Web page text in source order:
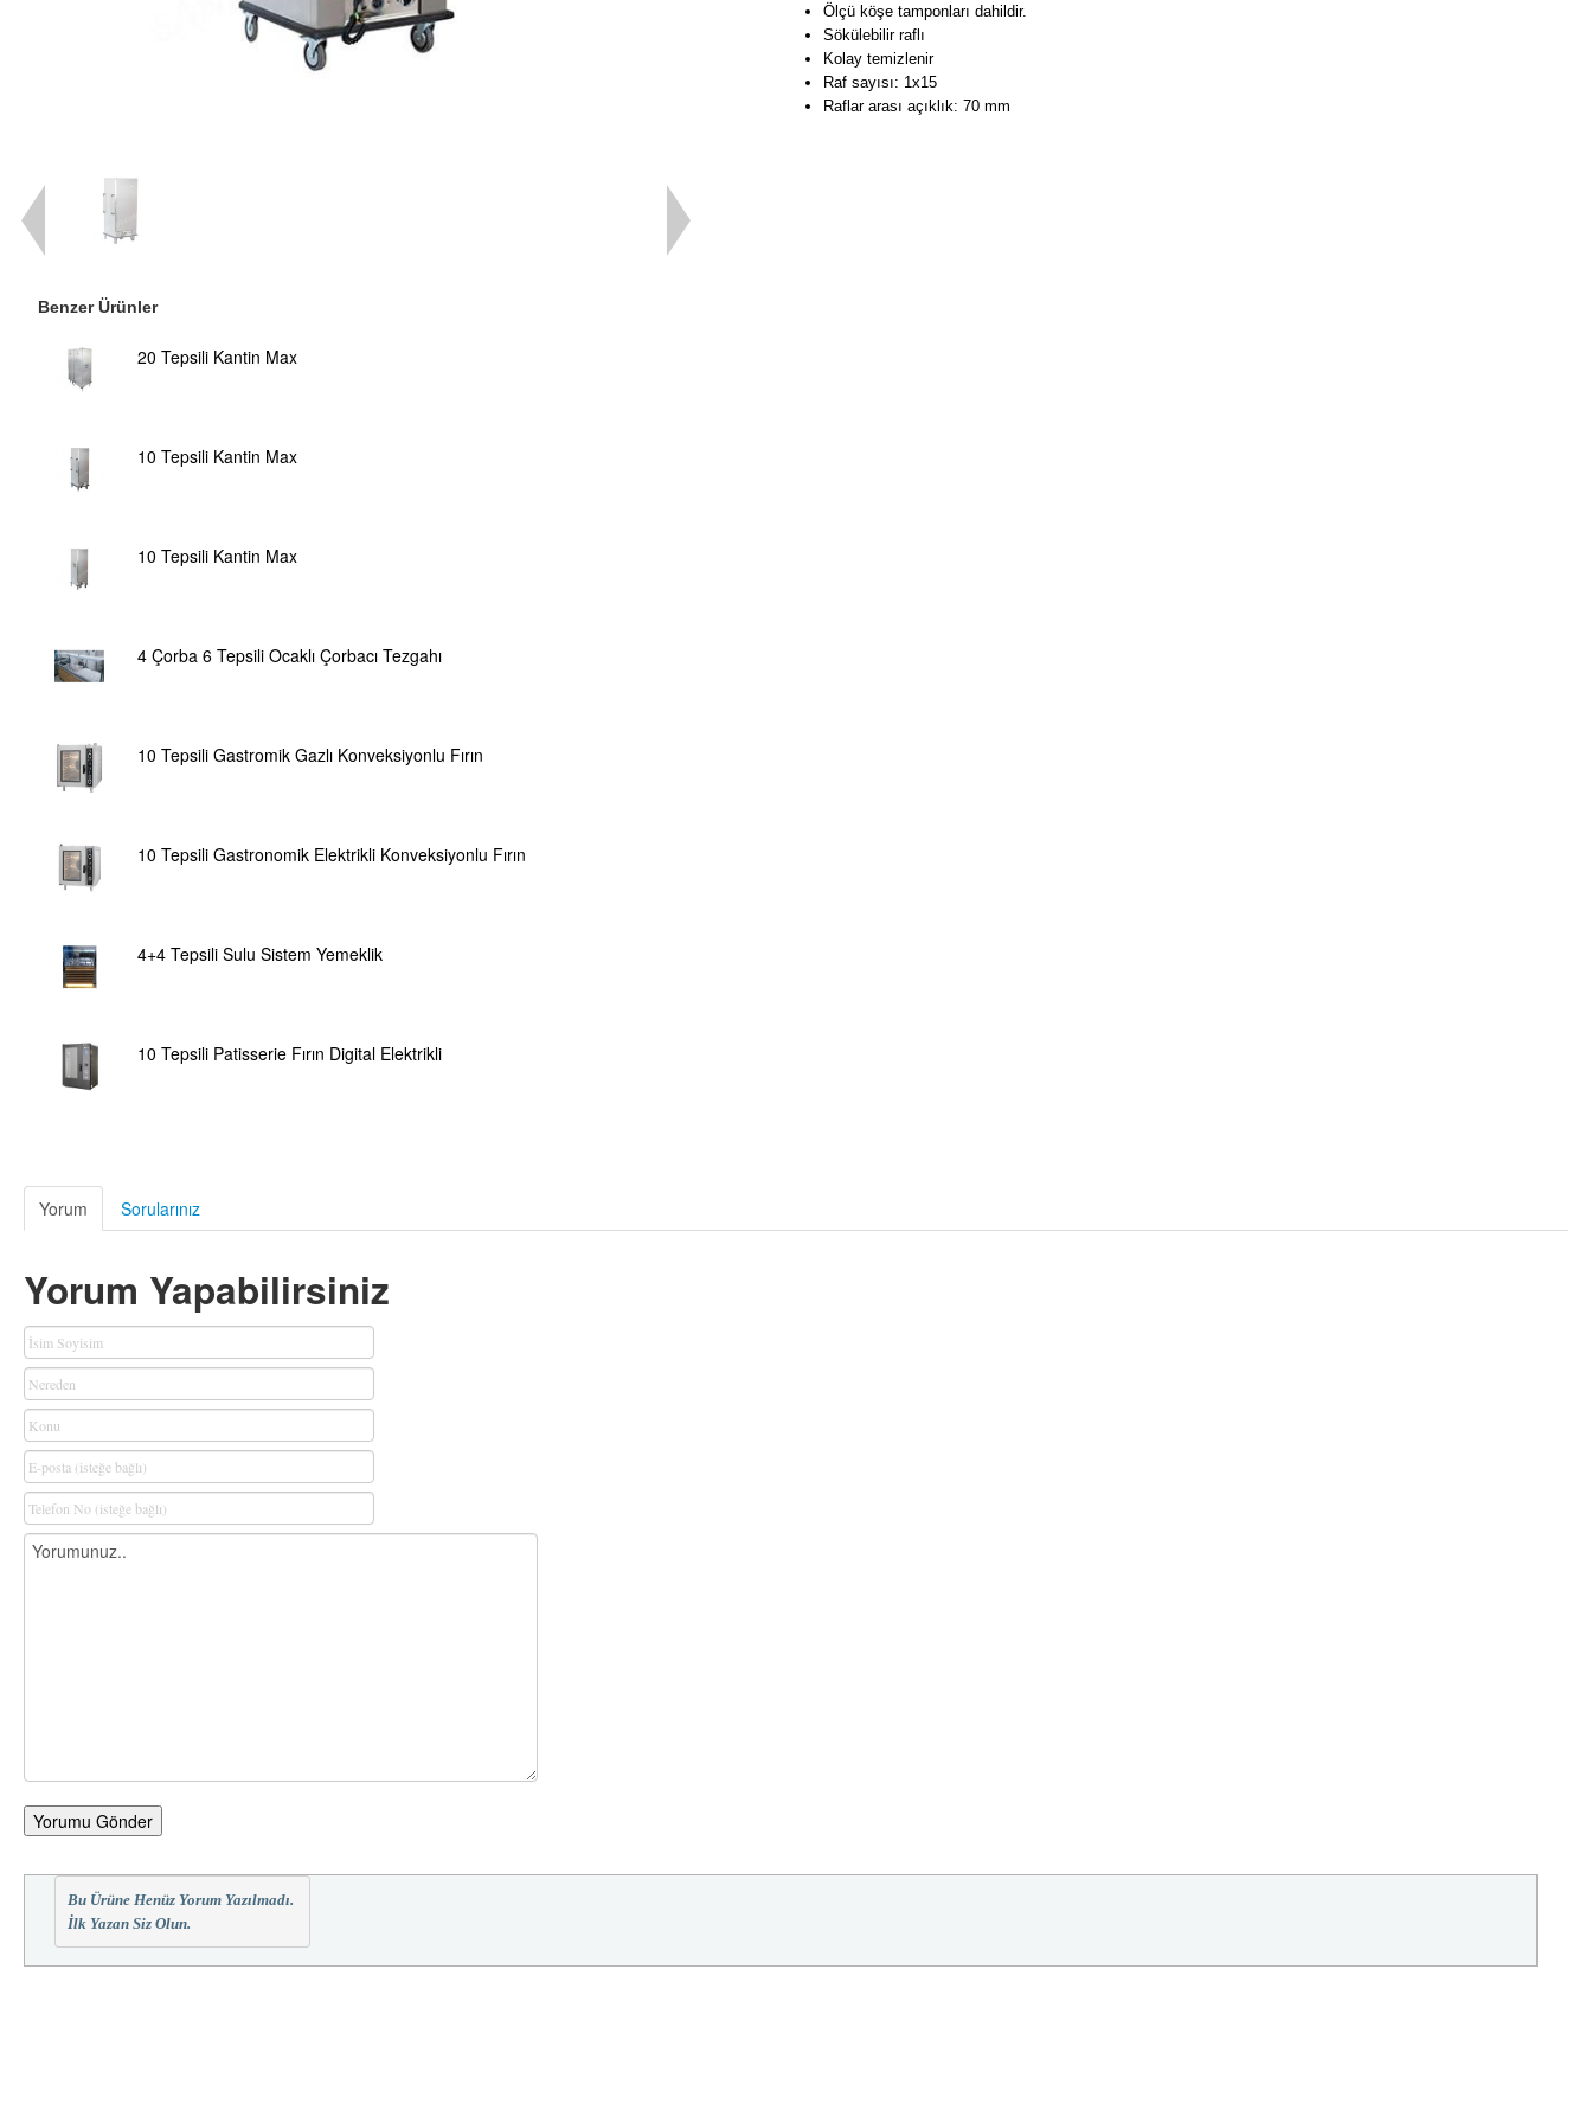
Ölçü köşe tamponları dahildir.
Sökülebilir raflı
Kolay temizlenir
Raf sayısı: 1x15
Raflar arası açıklık: 70 mm
Benzer Ürünler
20 Tepsili Kantin Max
10 Tepsili Kantin Max
10 Tepsili Kantin Max
4 Çorba 6 Tepsili Ocaklı Çorbacı Tezgahı
10 Tepsili Gastromik Gazlı Konveksiyonlu Fırın
10 Tepsili Gastronomik Elektrikli Konveksiyonlu Fırın
4+4 Tepsili Sulu Sistem Yemeklik
10 Tepsili Patisserie Fırın Digital Elektrikli
Yorum Sorularınız
Yorum Yapabilirsiniz
Yorumu Gönder
Bu Ürüne Henüz Yorum Yazılmadı.
İlk Yazan Siz Olun.